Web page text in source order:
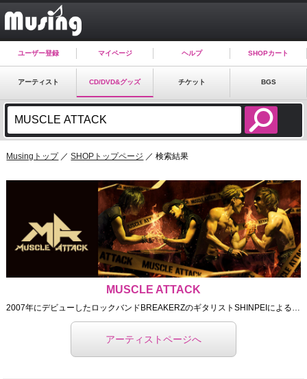
ユーザー登録 マイページ ヘルプ SHOPカート
アーティスト CD/DVD&グッズ チケット BGS
Musingトップ／SHOPトップページ ／ 検索結果
MUSCLE ATTACK
2007年にデビューしたロックバンドBREAKERZのギタリストSHINPEIによる、ソロプロジェク ...
アーティストページへ